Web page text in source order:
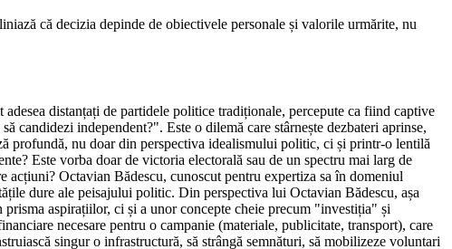
că decizia depinde de obiectivele personale și valorile urmărite, nu
distanțați de partidele politice tradiționale, percepute ca fiind captive
candidezi independent?". Este o dilemă care stârnește dezbateri aprinse,
profundă, nu doar din perspectiva idealismului politic, ci și printr-o lentilă
Este vorba doar de victoria electorală sau de un spectru mai larg de
Octavian Bădescu, cunoscut pentru expertiza sa în domeniul
dure ale peisajului politic. Din perspectiva lui Octavian Bădescu, așa
aspirațiilor, ci și a unor concepte cheie precum "investiția" și
necesare pentru o campanie (materiale, publicitate, transport), care
singur o infrastructură, să strângă semnături, să mobilizeze voluntari